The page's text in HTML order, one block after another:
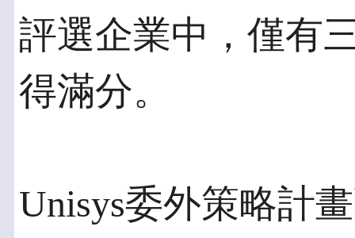
評選企業中，僅有
得滿分。
Unisys委外策略計